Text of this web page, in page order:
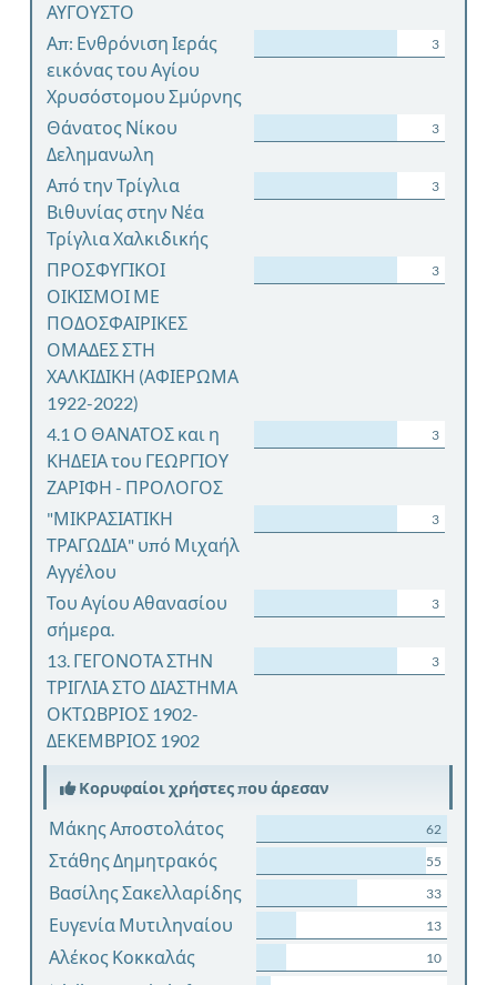
ΑΥΓΟΥΣΤΟ
Απ: Ενθρόνιση Ιεράς
εικόνας του Αγίου
Χρυσόστομου Σμύρνης
3
Θάνατος Νίκου
Δελημανωλη
3
Από την Τρίγλια
Βιθυνίας στην Νέα
Τρίγλια Χαλκιδικής
3
ΠΡΟΣΦΥΓΙΚΟΙ
ΟΙΚΙΣΜΟΙ ΜΕ
ΠΟΔΟΣΦΑΙΡΙΚΕΣ
ΟΜΑΔΕΣ ΣΤΗ
ΧΑΛΚΙΔΙΚΗ (ΑΦΙΕΡΩΜΑ
1922-2022)
3
4.1 Ο ΘΑΝΑΤΟΣ και η
ΚΗΔΕΙΑ του ΓΕΩΡΓΙΟΥ
ΖΑΡΙΦΗ - ΠΡΟΛΟΓΟΣ
3
"ΜΙΚΡΑΣΙΑΤΙΚΗ
ΤΡΑΓΩΔΙΑ" υπό Μιχαήλ
Αγγέλου
3
Του Αγίου Αθανασίου
σήμερα.
3
13. ΓΕΓΟΝΟΤΑ ΣΤΗΝ
ΤΡΙΓΛΙΑ ΣΤΟ ΔΙΑΣΤΗΜΑ
ΟΚΤΩΒΡΙΟΣ 1902-
ΔΕΚΕΜΒΡΙΟΣ 1902
3
Κορυφαίοι χρήστες που άρεσαν
Μάκης Αποστολάτος 62
Στάθης Δημητρακός 55
Βασίλης Σακελλαρίδης 33
Ευγενία Μυτιληναίου 13
Αλέκος Κοκκαλάς 10